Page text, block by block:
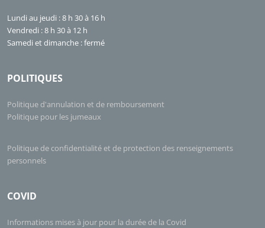
Lundi au jeudi : 8 h 30 à 16 h
Vendredi : 8 h 30 à 12 h
Samedi et dimanche : fermé
POLITIQUES
Politique d'annulation et de remboursement
Politique pour les jumeaux
Politique de confidentialité et de protection des renseignements
personnels
COVID
Informations mises à jour pour la durée de la Covid